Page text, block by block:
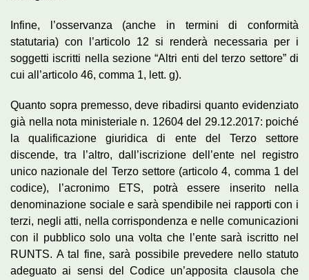
Infine, l’osservanza (anche in termini di conformità
statutaria) con l’articolo 12 si renderà necessaria per i
soggetti iscritti nella sezione “Altri enti del terzo settore” di
cui all’articolo 46, comma 1, lett. g).
Quanto sopra premesso, deve ribadirsi quanto evidenziato
già nella nota ministeriale n. 12604 del 29.12.2017: poiché
la qualificazione giuridica di ente del Terzo settore
discende, tra l’altro, dall’iscrizione dell’ente nel registro
unico nazionale del Terzo settore (articolo 4, comma 1 del
codice), l’acronimo ETS, potrà essere inserito nella
denominazione sociale e sarà spendibile nei rapporti con i
terzi, negli atti, nella corrispondenza e nelle comunicazioni
con il pubblico solo una volta che l’ente sarà iscritto nel
RUNTS. A tal fine, sarà possibile prevedere nello statuto
adeguato ai sensi del Codice un’apposita clausola che